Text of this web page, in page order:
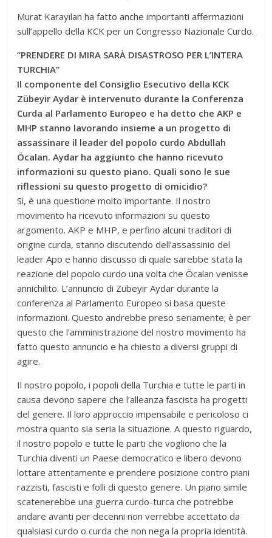
Murat Karayılan ha fatto anche importanti affermazioni
sull’appello della KCK per un Congresso Nazionale Curdo.
“PRENDERE DI MIRA SARÀ DISASTROSO PER L’INTERA
TURCHIA”
Il componente del Consiglio Esecutivo della KCK
Zübeyir Aydar è intervenuto durante la Conferenza
Curda al Parlamento Europeo e ha detto che AKP e
MHP stanno lavorando insieme a un progetto di
assassinare il leader del popolo curdo Abdullah
Öcalan. Aydar ha aggiunto che hanno ricevuto
informazioni su questo piano. Quali sono le sue
riflessioni su questo progetto di omicidio?
Sì, è una questione molto importante. Il nostro
movimento ha ricevuto informazioni su questo
argomento. AKP e MHP, e perfino alcuni traditori di
origine curda, stanno discutendo dell’assassinio del
leader Apo e hanno discusso di quale sarebbe stata la
reazione del popolo curdo una volta che Öcalan venisse
annichilito. L’annuncio di Zübeyir Aydar durante la
conferenza al Parlamento Europeo si basa queste
informazioni. Questo andrebbe preso seriamente; è per
questo che l’amministrazione del nostro movimento ha
fatto questo annuncio e ha chiesto a diversi gruppi di
agire.
Il nostro popolo, i popoli della Turchia e tutte le parti in
causa devono sapere che l’alleanza fascista ha progetti
del genere. Il loro approccio impensabile e pericoloso ci
mostra quanto sia seria la situazione. A questo riguardo,
il nostro popolo e tutte le parti che vogliono che la
Turchia diventi un Paese democratico e libero devono
lottare attentamente e prendere posizione contro piani
razzisti, fascisti e folli di questo genere. Un piano simile
scatenerebbe una guerra curdo-turca che potrebbe
andare avanti per decenni non verrebbe accettato da
qualsiasi curdo o curda che non nega la propria identità.